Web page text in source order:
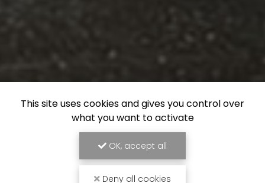
This site uses cookies and gives you control over
what you want to activate
OK, accept all
Deny all cookies